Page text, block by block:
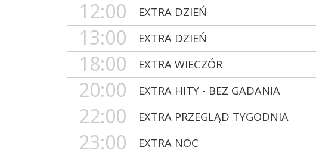
12:00 EXTRA DZIEŃ
13:00 EXTRA DZIEŃ
18:00 EXTRA WIECZÓR
20:00 EXTRA HITY - BEZ GADANIA
22:00 EXTRA PRZEGLĄD TYGODNIA
23:00 EXTRA NOC